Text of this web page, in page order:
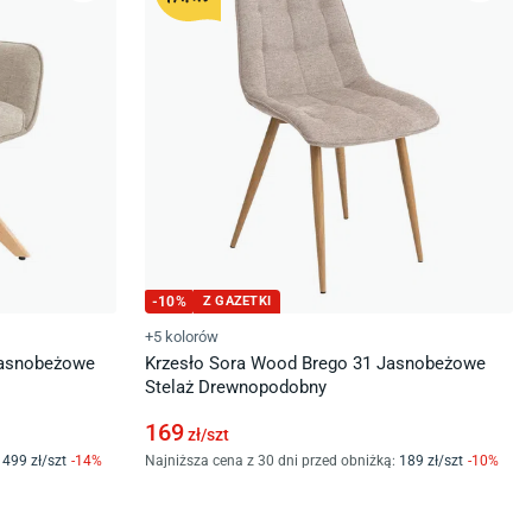
499 zł/szt -14%
-10% Z GAZETKI
+5 kolorów
Krzesło Sora Wood Brego 31 Jasnobeżowe
Stelaż Drewnopodobny
169zł/szt
Najniższa cena z 30 dni przed obniżką: 189 zł/szt -10%